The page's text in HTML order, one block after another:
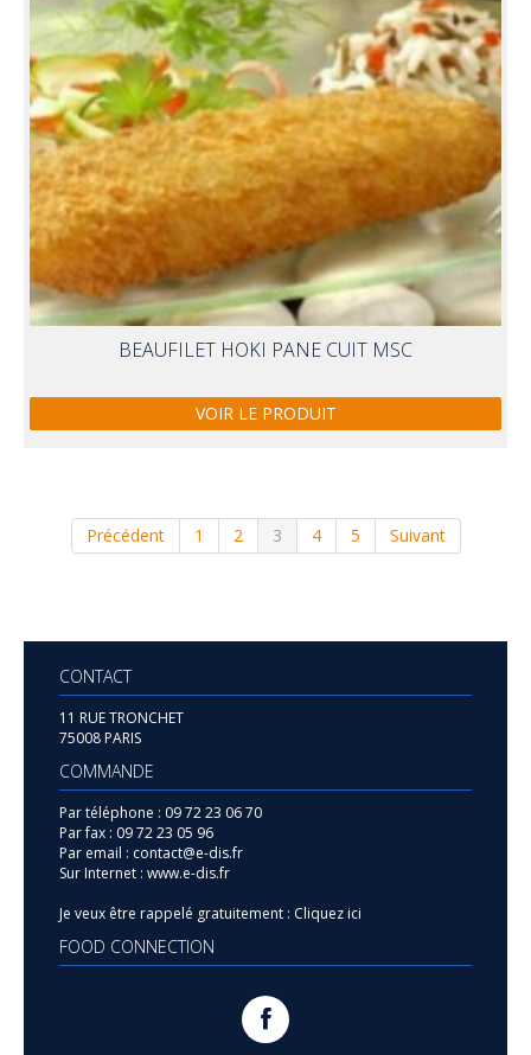
BEAUFILET HOKI PANE CUIT MSC
VOIR LE PRODUIT
Précédent 1 2 3 4 5 Suivant
CONTACT
11 RUE TRONCHET
75008 PARIS
COMMANDE
Par téléphone : 09 72 23 06 70
Par fax : 09 72 23 05 96
Par email : contact@e-dis.fr
Sur Internet : www.e-dis.fr
Je veux être rappelé gratuitement : Cliquez ici
FOOD CONNECTION